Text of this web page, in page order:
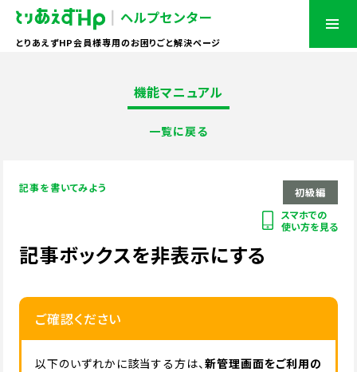
とりあえずHP会員様専用のお困りごと解決ページ
機能マニュアル
一覧に戻る
スマホでの
使い方を見る
初級編
記事を書いてみよう
記事ボックスを非表示にする
ご確認ください
以下のいずれかに該当する方は、新管理画面をご利用の